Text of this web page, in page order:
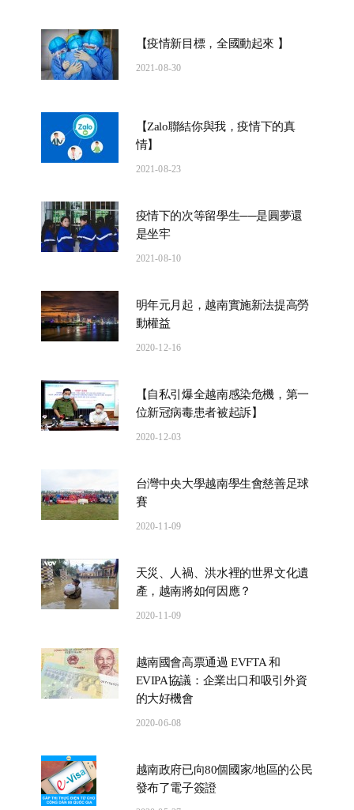
【疫情新目標，全國動起來 】
2021-08-30
【Zalo聯結你與我，疫情下的真
情】
2021-08-23
疫情下的次等留學生──是圓夢還
是坐牢
2021-08-10
明年元月起，越南實施新法提高勞
動權益
2020-12-16
【自私引爆全越南感染危機，第一
位新冠病毒患者被起訴】
2020-12-03
台灣中央大學越南學生會慈善足球
賽
2020-11-09
天災、人禍、洪水裡的世界文化遺
產，越南將如何因應？
2020-11-09
越南國會高票通過 EVFTA 和
EVIPA協議：企業出口和吸引外資
的大好機會
2020-06-08
越南政府已向80個國家/地區的公民
發布了電子簽證